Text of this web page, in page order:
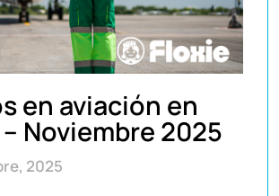
en aviación en
Noviembre 2025
2025